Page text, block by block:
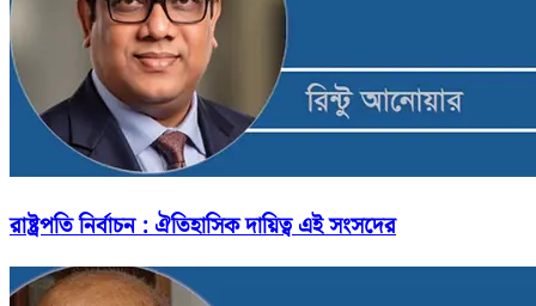
রাষ্ট্রপতি নির্বাচন : ঐতিহাসিক দায়িত্ব এই সংসদের